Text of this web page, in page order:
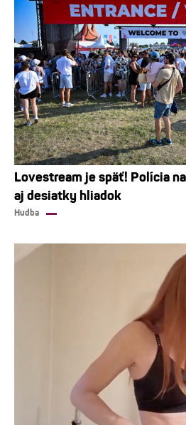
Lovestream je späť! Polícia
aj desiatky hliadok
Hudba